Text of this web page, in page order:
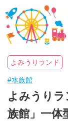
よみうりランド
#水族館
よみうり
族館」一体